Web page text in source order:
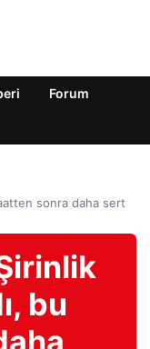
Forum
sonra daha sert
bu